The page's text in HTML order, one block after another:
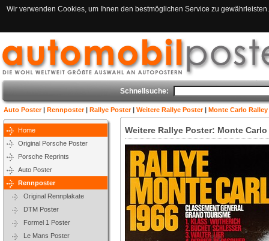
Wir verwenden Cookies, um Ihnen den bestmöglichen Service zu
Schnellsuche:
Auto Poster| Rennposter| Rallye Poster| Weitere Rallye Poster| Monte Carlo
Home
Original Porsche Poster
Porsche Reprints
Auto Poster
Rennposter
Original Rennplakate
DTM Poster
Formel 1 Poster
Le Mans Poster
Weitere Rallye Poster: Monte